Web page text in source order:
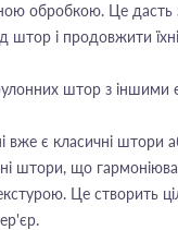
обробкою. Це дасть
штор і продовжити
штор з іншими
вже є класичні штори
штори, що
Це створить